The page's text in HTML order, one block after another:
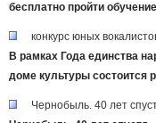
бесплатно пройти
конкурс юных
В рамках Года единства
доме культуры состоится
Чернобыль. 40 лет